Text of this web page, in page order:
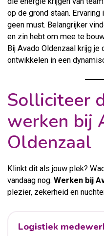
op de grond staan.
geen must. Belangrijker
en zin hebt om mee te
Bij Avado Oldenzaal krijg
ontwikkelen in een
Solliciteer
werken bij
Oldenzaal
Klinkt dit als jouw plek?
vandaag nog. Werken bij
plezier, zekerheid en
Logistiek